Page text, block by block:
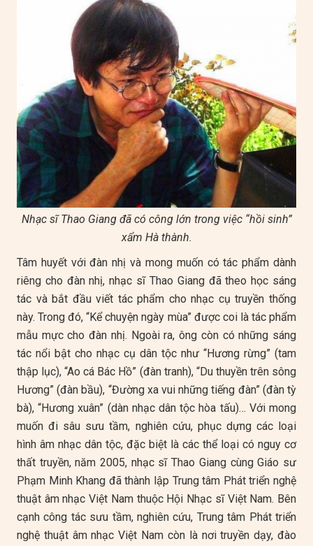
Nhạc sĩ Thao Giang đã có công lớn trong việc “hồi sinh”
xẩm Hà thành.
Tâm huyết với đàn nhị và mong muốn có tác phẩm dành
riêng cho đàn nhị, nhạc sĩ Thao Giang đã theo học sáng
tác và bắt đầu viết tác phẩm cho nhạc cụ truyền thống
này. Trong đó, “Kể chuyện ngày mùa” được coi là tác phẩm
mẫu mực cho đàn nhị. Ngoài ra, ông còn có những sáng
tác nổi bật cho nhạc cụ dân tộc như “Hương rừng” (tam
thập lục), “Ao cá Bác Hồ” (đàn tranh), “Du thuyền trên sông
Hương” (đàn bầu), “Đường xa vui những tiếng đàn” (đàn tỳ
bà), “Hương xuân” (dàn nhạc dân tộc hòa tấu)… Với mong
muốn đi sâu sưu tầm, nghiên cứu, phục dựng các loại
hình âm nhạc dân tộc, đặc biệt là các thể loại có nguy cơ
thất truyền, năm 2005, nhạc sĩ Thao Giang cùng Giáo sư
Phạm Minh Khang đã thành lập Trung tâm Phát triển nghệ
thuật âm nhạc Việt Nam thuộc Hội Nhạc sĩ Việt Nam. Bên
cạnh công tác sưu tầm, nghiên cứu, Trung tâm Phát triển
nghệ thuật âm nhạc Việt Nam còn là nơi truyền dạy, đào